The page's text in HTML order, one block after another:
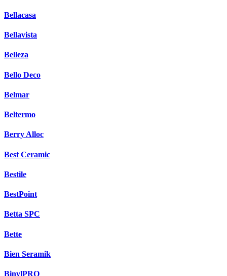
Bellacasa
Bellavista
Belleza
Bello Deco
Belmar
Beltermo
Berry Alloc
Best Ceramic
Bestile
BestPoint
Betta SPC
Bette
Bien Seramik
BinylPRO